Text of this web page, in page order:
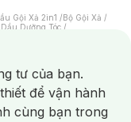
Gội Xả 2in1 /Bộ Gội Xả /
Dưỡng Tóc /
Toàn Thân
tư của bạn.
để vận hành
cùng bạn trong